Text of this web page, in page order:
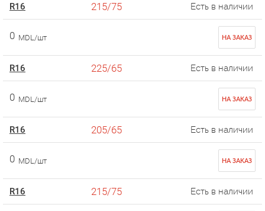
R16 215/75 Есть в наличии
0 MDL/шт НА ЗАКАЗ
R16 225/65 Есть в наличии
0 MDL/шт НА ЗАКАЗ
R16 205/65 Есть в наличии
0 MDL/шт НА ЗАКАЗ
R16 215/75 Есть в наличии